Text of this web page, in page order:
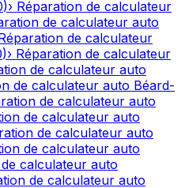
)› Réparation de calculateur
de calculateur auto
de calculateur
)› Réparation de calculateur
de calculateur auto
de calculateur auto Béard-
de calculateur auto
de calculateur auto
de calculateur auto
de calculateur auto
calculateur auto
de calculateur auto